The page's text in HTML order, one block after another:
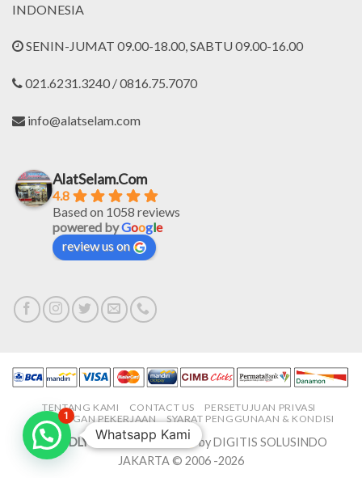
INDONESIA
SENIN-JUMAT 09.00-18.00, SABTU 09.00-16.00
021.6231.3240 / 0816.75.7070
info@alatselam.com
AlatSelam.Com
4.8
Based on 1058 reviews
powered byGoogle
review us on
TENTANG KAMI CONTACT US
PERSETUJUAN PRIVASI
LOWONGAN PEKERJAAN
SYARAT PENGGUNAAN & KONDISI
PROUDLY MADE IN-HOUSE
by DIGITIS SOLUSINDO
JAKARTA © 2006 -2026
Whatsapp Kami
1